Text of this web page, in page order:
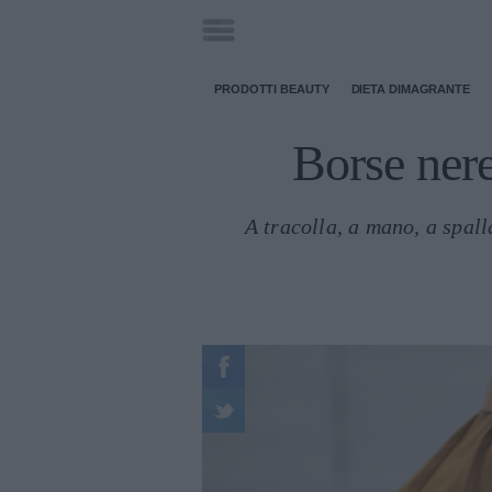
PRODOTTI BEAUTY DIETA DIMAGRANTE
Borse
A tracolla, a mano, a